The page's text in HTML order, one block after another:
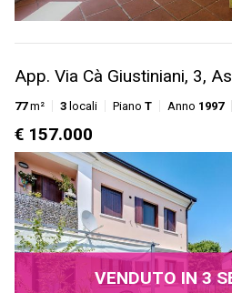
App. Via Cà Giustiniani, 3,
77m² 3 locali Piano T Anno 1997
€ 157.000
VENDUTO IN 3